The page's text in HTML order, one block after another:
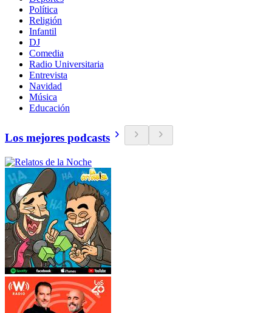
Política
Religión
Infantil
DJ
Comedia
Radio Universitaria
Entrevista
Navidad
Música
Educación
Los mejores podcasts